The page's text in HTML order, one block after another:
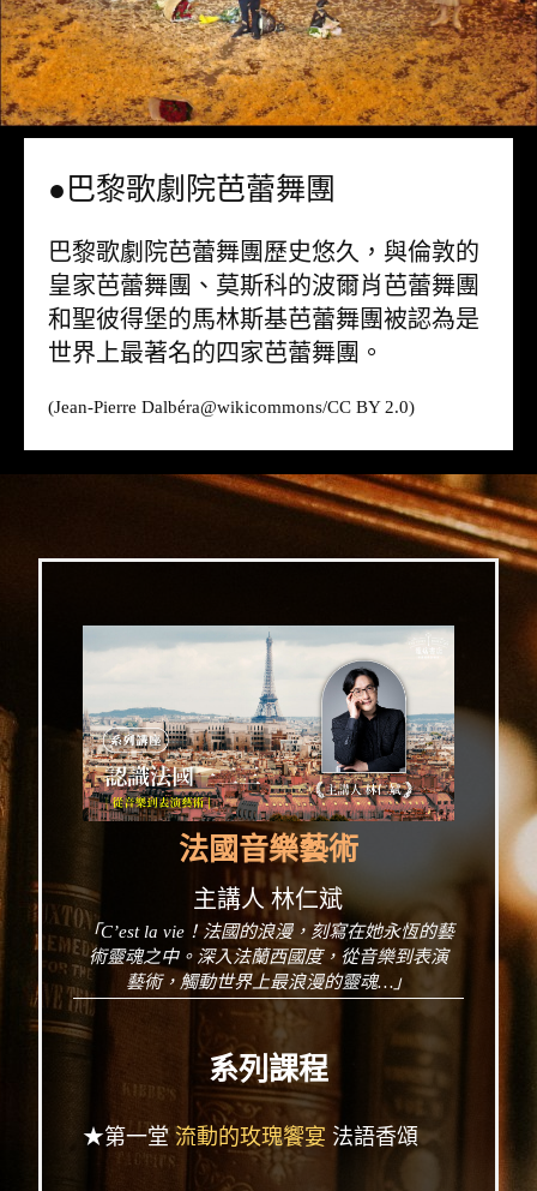
●巴黎歌劇院芭蕾舞團
巴黎歌劇院芭蕾舞團歷史悠久，與倫敦的
皇家芭蕾舞團、莫斯科的波爾肖芭蕾舞團
和聖彼得堡的馬林斯基芭蕾舞團被認為是
世界上最著名的四家芭蕾舞團。
(Jean-Pierre Dalbéra@wikicommons/CC BY 2.0)
法國音樂藝術
主講人 林仁斌
「C’est la vie！法國的浪漫，刻寫在她永恆的藝
術靈魂之中。深入法蘭西國度，從音樂到表演
藝術，觸動世界上最浪漫的靈魂…」
系列課程
★第一堂 流動的玫瑰饗宴 法語香頌